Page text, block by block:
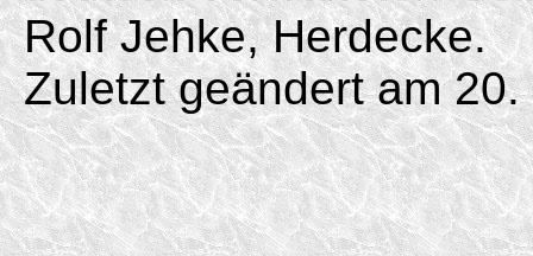
Rolf Jehke, Herdecke.
Zuletzt geändert am